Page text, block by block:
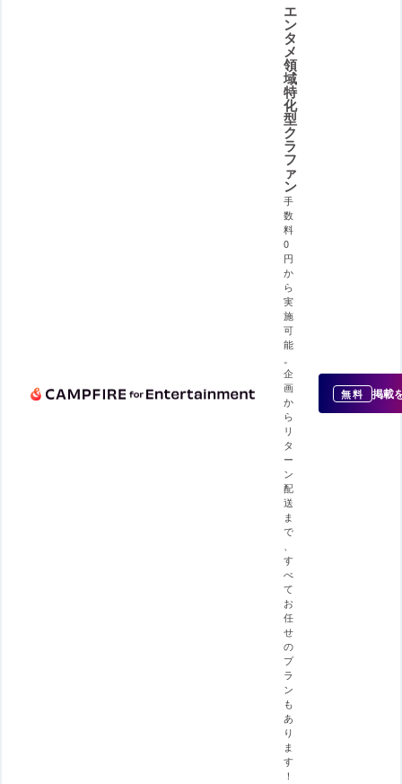
エ
ン
タ
メ
領
域
特
化
型
ク
ラ
フ
ァ
ン
手
数
料
0
円
か
ら
実
施
可
能
。
企
画
か
ら
リ
タ
ー
ン
配
送
ま
で
、
す
べ
て
お
任
せ
の
プ
ラ
ン
も
あ
り
ま
す
！
無料 掲載